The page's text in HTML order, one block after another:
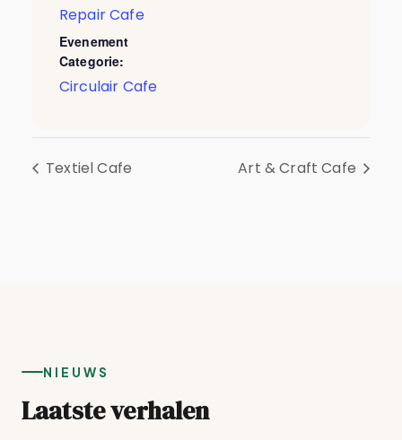
Repair Cafe
Evenement
Categorie:
Circulair Cafe
Textiel Cafe Art & Craft Cafe
NIEUWS
Laatste verhalen